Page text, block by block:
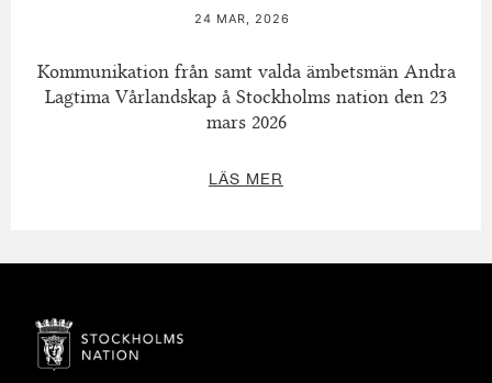
24 MAR, 2026
Kommunikation från samt valda ämbetsmän Andra
Lagtima Vårlandskap å Stockholms nation den 23
mars 2026
LÄS MER